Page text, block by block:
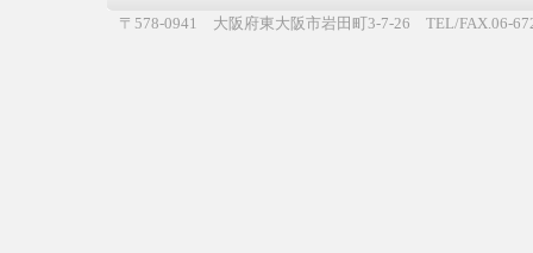
〒578-0941 大阪府東大阪市岩田町3-7-26 TEL/FAX.06-